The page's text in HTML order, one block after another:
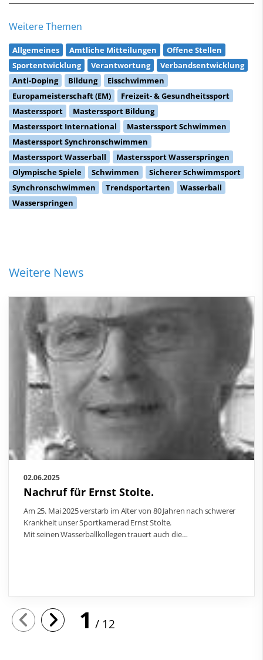
Weitere Themen
Allgemeines Amtliche Mitteilungen
Offene Stellen
Sportentwicklung
Verantwortung
Verbandsentwicklung
Anti-Doping
Bildung
Eisschwimmen
Europameisterschaft (EM)
Freizeit- & Gesundheitssport
Masterssport
Masterssport Bildung
Masterssport International
Masterssport Schwimmen
Masterssport Synchronschwimmen
Masterssport Wasserball
Masterssport Wasserspringen
Olympische Spiele
Schwimmen
Sicherer Schwimmsport
Synchronschwimmen
Trendsportarten
Wasserball
Wasserspringen
Weitere News
02.06.2025
Nachruf für Ernst Stolte.
Am 25. Mai 2025 verstarb im Alter von 80 Jahren nach schwerer
Krankheit unser Sportkamerad Ernst Stolte.
Mit seinen Wasserballkollegen trauert auch die…
1 12